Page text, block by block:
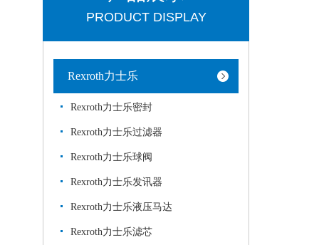
PRODUCT DISPLAY
Rexroth力士乐
Rexroth力士乐密封
Rexroth力士乐过滤器
Rexroth力士乐球阀
Rexroth力士乐发讯器
Rexroth力士乐液压马达
Rexroth力士乐滤芯